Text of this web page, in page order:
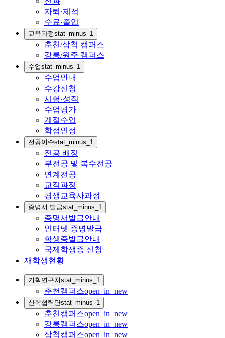
자퇴·제적
수료·졸업
교육과정stat_minus_1
춘천/삼척 캠퍼스
강릉/원주 캠퍼스
수업stat_minus_1
수업안내
수강신청
시험·성적
수업평가
계절수업
학점인정
전공이수stat_minus_1
전공 배정
부전공 및 복수전공
연계전공
교직과정
평생교육사과정
증명서 발급stat_minus_1
증명서발급안내
인터넷 증명발급
학생증발급안내
국제학생증 신청
재학생현황
기획연구처stat_minus_1
춘천캠퍼스open_in_new
산학협력단stat_minus_1
춘천캠퍼스open_in_new
강릉캠퍼스open_in_new
삼척캠퍼스open_in_new